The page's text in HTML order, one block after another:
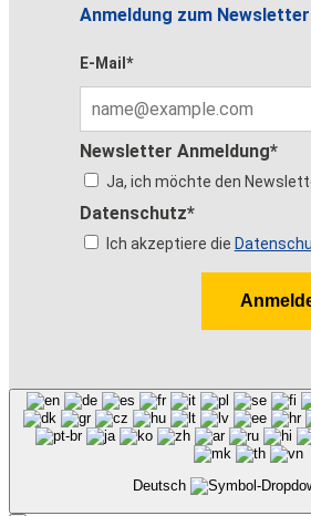
Anmeldung zum Newsletter
E-Mail*
Newsletter Anmeldung*
Ja, ich möchte den
Datenschutz*
Ich akzeptiere die
Deutsch